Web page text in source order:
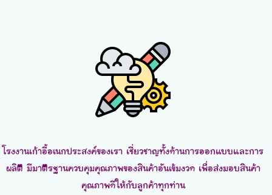
โรงงานเก้าอี้อเนกประสงค์ของเรา เชี่ยวชาญทั้งด้านการออกแบบและการ
ผลิต มีมาตรฐานควบคุมคุณภาพของสินค้าอันเข้มงวด เพื่อส่งมอบสินค้า
คุณภาพดีให้กับลูกค้าทุกท่าน